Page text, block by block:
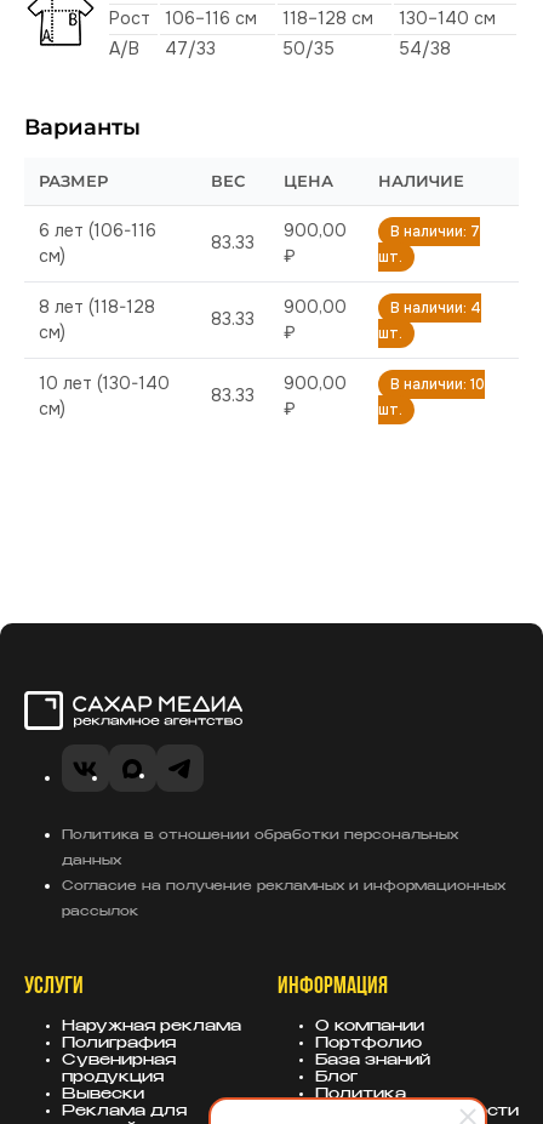
Рост
106–116 см 118–128 см
130–140 см
A/B
47/33 50/35 54/38
Варианты
РАЗМЕР ВЕС ЦЕНА НАЛИЧИЕ
6 лет (106-116
см)
83.33
900,00
₽
В наличии: 7
шт.
8 лет (118-128
см)
83.33
900,00
₽
В наличии: 4
шт.
10 лет (130-140
см)
83.33
900,00
₽
В наличии: 10
шт.
VK MAXTelegram
Политика в отношении обработки персональных
данных
Согласие на получение рекламных и информационных
рассылок
УСЛУГИ
Наружная реклама
Полиграфия
Сувенирная
продукция
Вывески
Реклама для
ИНФОРМАЦИЯ
О компании
Портфолио
База знаний
Блог
Политика
конфиденциальности